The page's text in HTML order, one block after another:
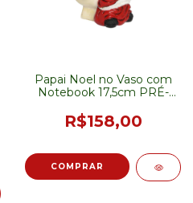
Papai Noel no Vaso com
Notebook 17,5cm PRÉ-
R$158,00